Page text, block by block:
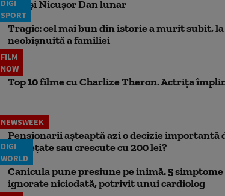
face şi Nicuşor Dan lunar
DIGI
SPORT
Tragic: cel mai bun din istorie a murit subit,
neobișnuită a familiei
FILM
NOW
Top 10 filme cu Charlize Theron. Actrița
NEWSWEEK
Pensionarii așteaptă azi o decizie importantă
înghețate sau crescute cu 200 lei?
DIGI
WORLD
Canicula pune presiune pe inimă. 5
ignorate niciodată, potrivit unui cardiolog